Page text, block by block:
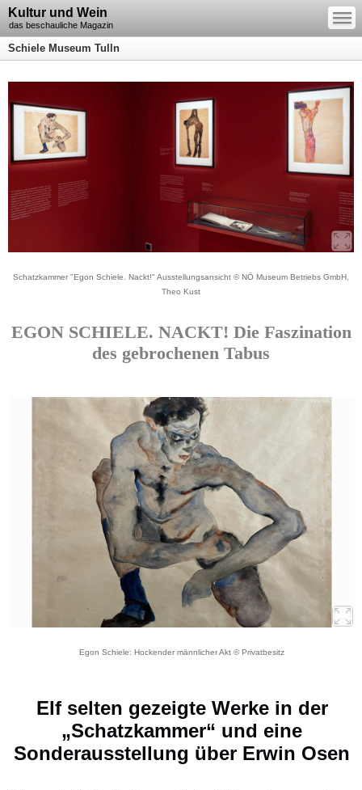
Kultur und Wein
das beschauliche Magazin
—
—
—
Schiele Museum Tulln
Schatzkammer "Egon Schiele. Nackt!" Ausstellungsansicht © NÖ Museum Betriebs GmbH,
Theo Kust
EGON SCHIELE. NACKT! Die Faszination
des gebrochenen Tabus
Egon Schiele: Hockender männlicher Akt © Privatbesitz
Elf selten gezeigte Werke in der
„Schatzkammer“ und eine
Sonderausstellung über Erwin Osen